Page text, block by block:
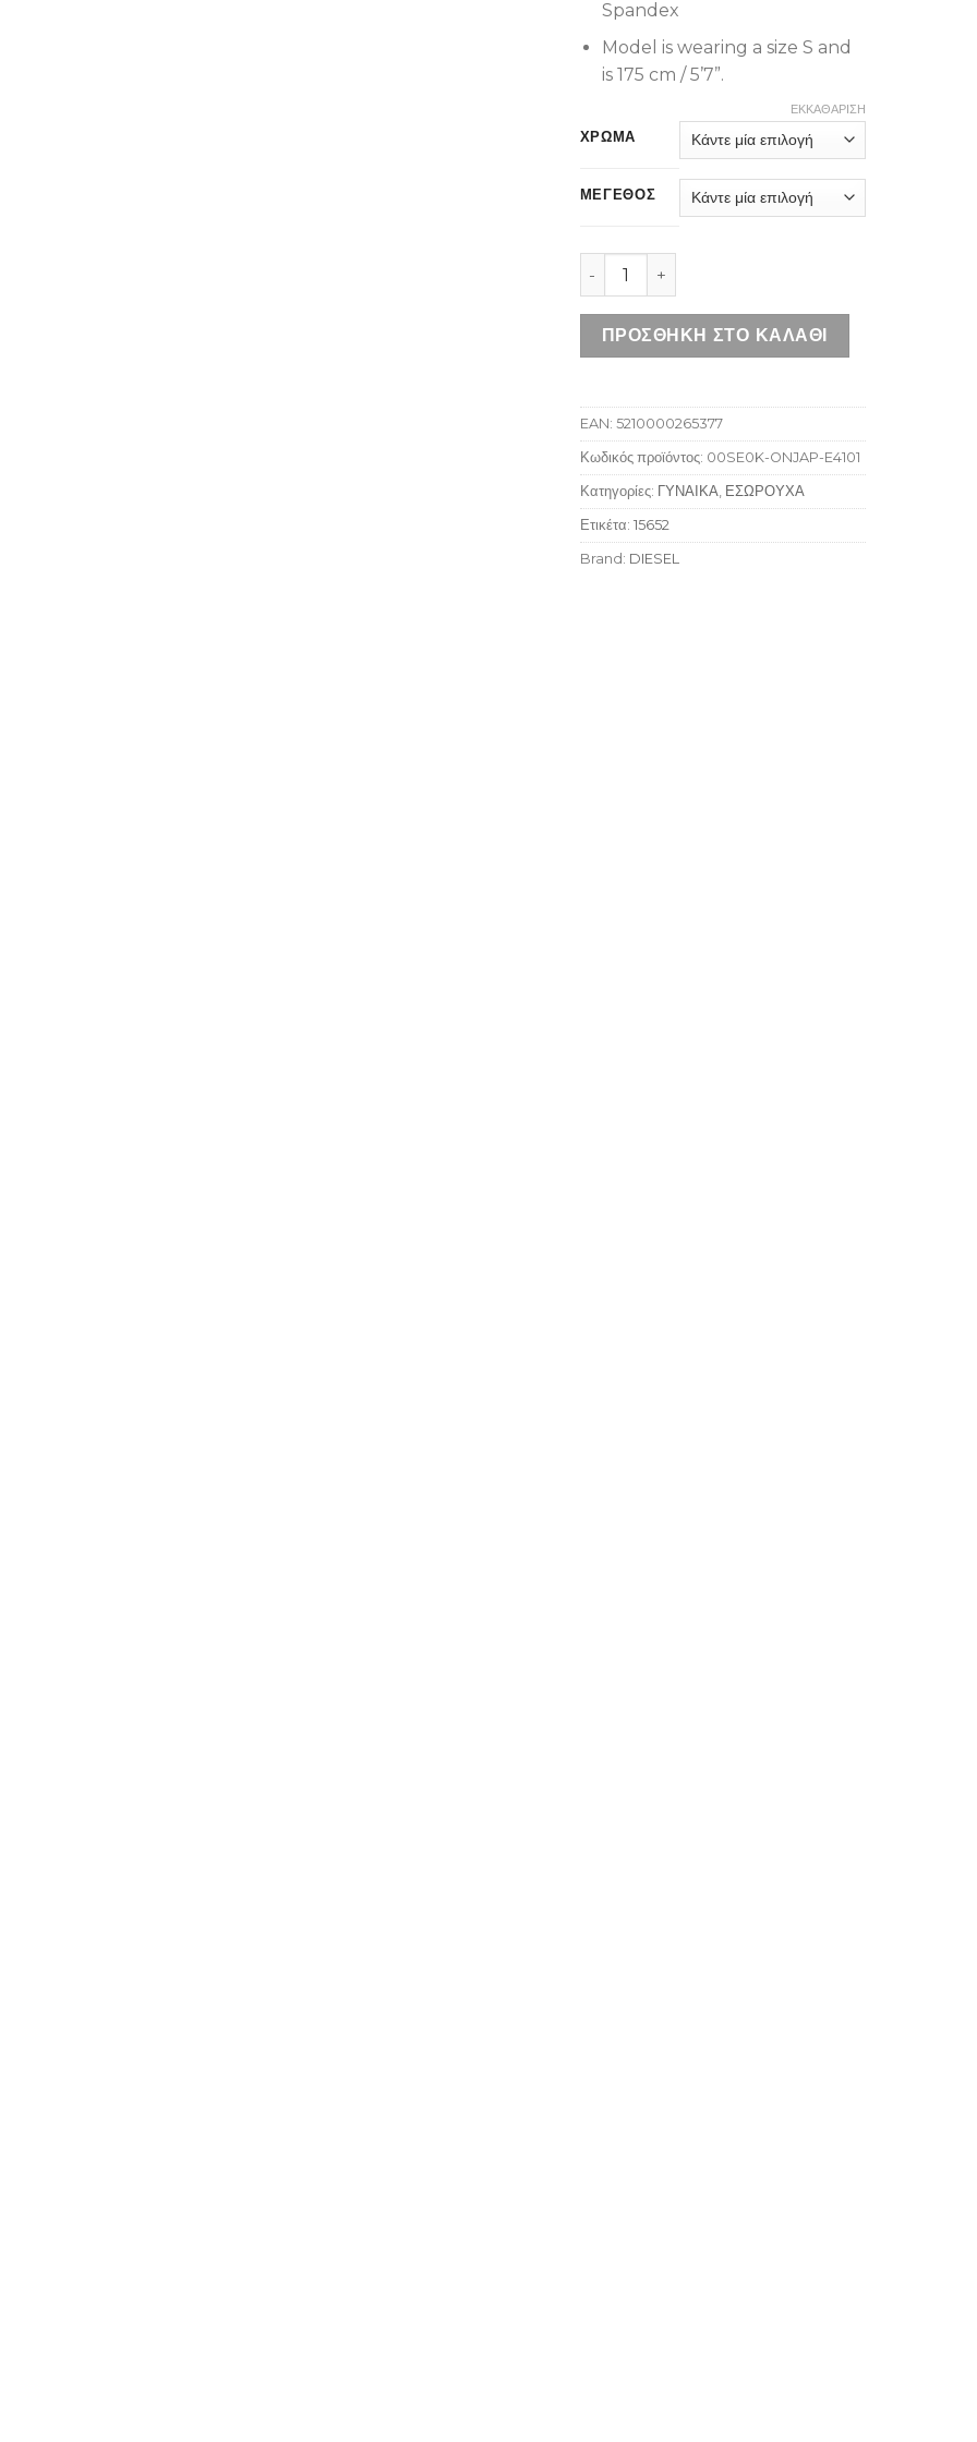
Spandex
Model is wearing a size S and
is 175 cm / 5’7”.
ΧΡΩΜΑ
ΜΕΓΕΘΟΣ
ΕΚΚΑΘΆΡΙΣΗ
DIESEL UFST-STARS-THREEPACK STRING
ΠΡΟΣΘΉΚΗ ΣΤΟ ΚΑΛΆΘΙ
EAN: 5210000265377
Κωδικός προϊόντος: 00SE0K-ONJAP-E4101
Κατηγορίες: ΓΥΝΑΙΚΑ ΕΣΩΡΟΥΧΑ
Ετικέτα: 15652
Brand: DIESEL